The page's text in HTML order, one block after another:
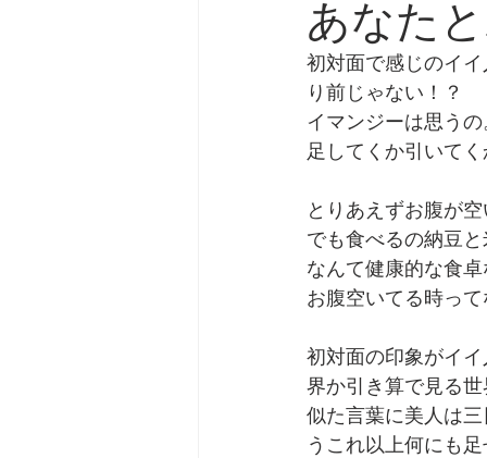
Imanjy Studio 使われているモノ
劇団 Avan 劇伴が出来るまで
あなた
初対面で感じのイ
り前じゃない！？
イマンジーは思う
足してくか引いて
とりあえずお腹が
でも食べるの納豆
なんて健康的な食
お腹空いてる時っ
初対面の印象がイ
界か引き算で見る
似た言葉に美人は
うこれ以上何にも